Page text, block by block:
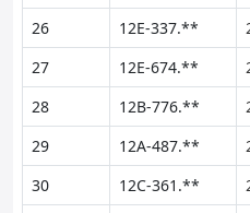
26
12E-337.**
27
12E-674.**
28
12B-776.**
29
12A-487.**
30
12C-361.**